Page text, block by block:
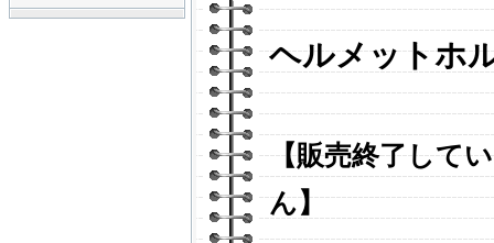
ヘルメットホ
【販売終了して
ん】